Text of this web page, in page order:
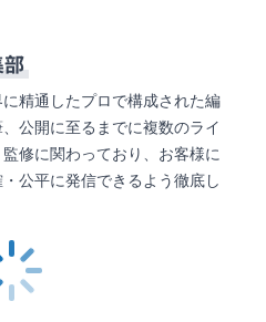
精通したプロで構成された編
公開に至るまでに複数のライ
修に関わっており、お客様に
公平に発信できるよう徹底し